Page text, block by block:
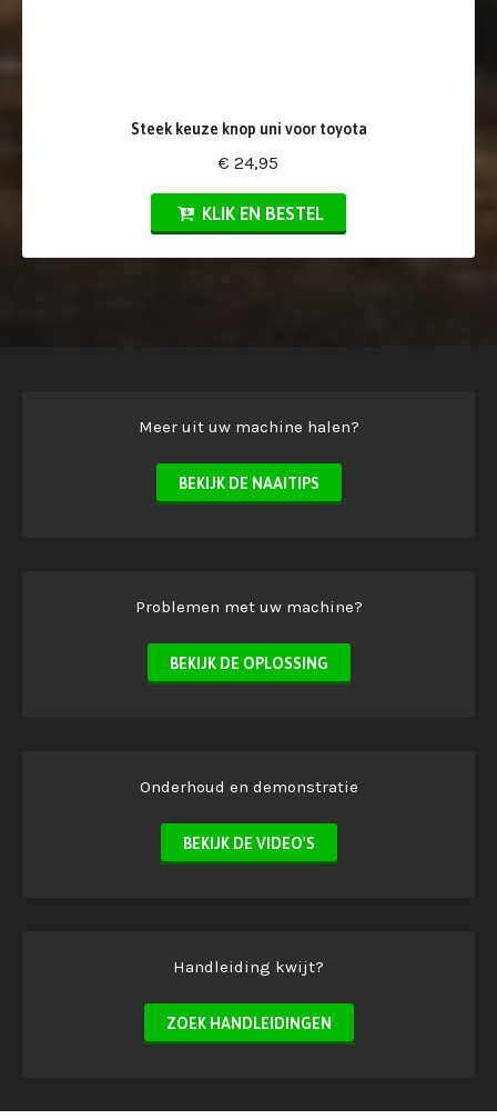
Steek keuze knop uni voor toyota
€ 24,95
KLIK EN BESTEL
Meer uit uw machine halen?
BEKIJK DE NAAITIPS
Problemen met uw machine?
BEKIJK DE OPLOSSING
Onderhoud en demonstratie
BEKIJK DE VIDEO'S
Handleiding kwijt?
ZOEK HANDLEIDINGEN